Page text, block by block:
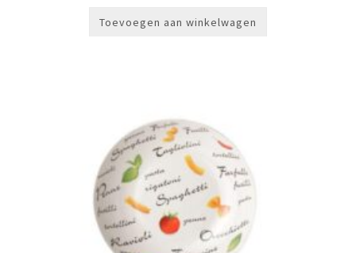
Toevoegen aan winkelwagen